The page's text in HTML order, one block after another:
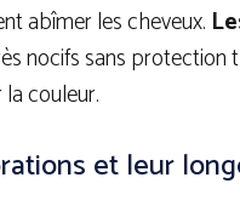
abîmer les cheveux.
nocifs sans protection
couleur.
et leur